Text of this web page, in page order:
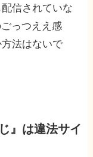
信されていな
っつええ感
法はないで
』は違法サイ